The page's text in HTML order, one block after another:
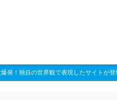
発！独自の世界観で表現したサイトが登